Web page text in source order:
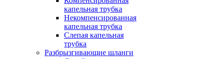
капельная трубка
Некомпенсированная
капельная трубка
Слепая капельная
трубка
Разбрызгивающие шланги